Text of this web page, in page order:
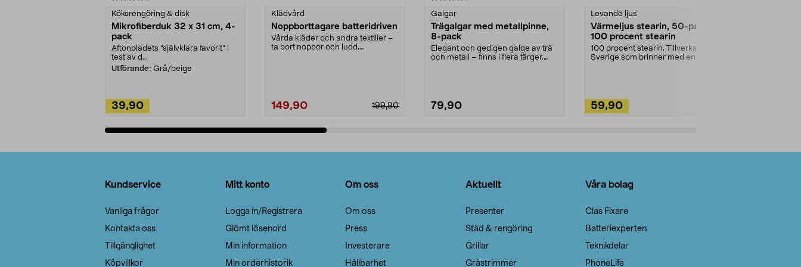
Köksrengöring & disk
Mikrofiberduk 32 x 31 cm, 4-
pack
Aftonbladets "självklara favorit” i
test av d...
Utförande: Grå/beige
39,90
Klädvård
Noppborttagare batteridriven
Vårda kläder och andra textilier –
ta bort noppor och ludd.
199,90
149,90
Galgar
Trägalgar med metallpinne,
8-pack
Elegant och gedigen galge av trä
och metall – finns i flera färger.
79,90
Levande ljus
Värmeljus stearin, 50-pack,
100 procent stearin
100 procent stearin. Tillverkade i
Sverige som brinner med en
59,90
Kundservice
Vanliga frågor
Kontakta oss
Tillgänglighet
Köpvillkor
Mitt konto
Logga in/Registrera
Glömt lösenord
Min information
Min orderhistorik
Om oss
Om oss
Press
Investerare
Hållbarhet
Aktuellt
Presenter
Städ & rengöring
Grillar
Grästrimmer
Våra bolag
Clas Fixare
Batteriexperten
Teknikdelar
PhoneLife